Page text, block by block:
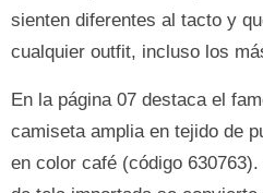
sienten diferentes al tacto y
cualquier outfit, incluso los
En la página 07 destaca el
camiseta amplia en tejido de
en color café (código 630763).